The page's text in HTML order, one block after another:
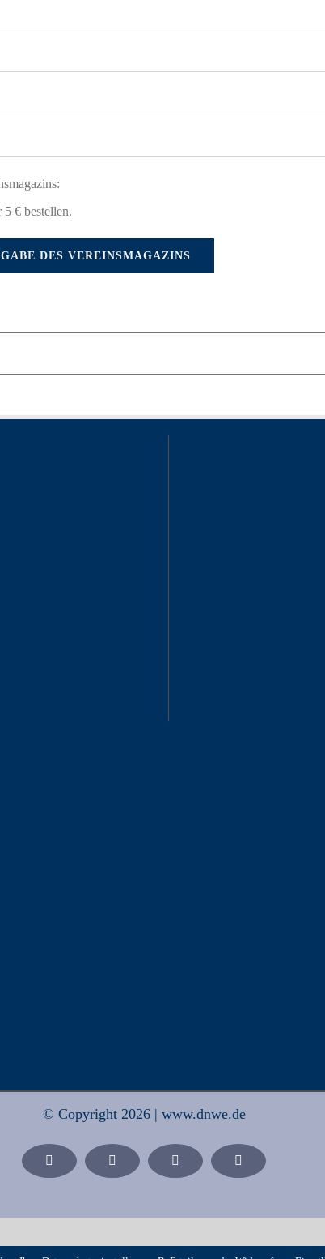
5 € bestellen.
© Copyright 2026 | www.dnwe.de
Facebook X Xing LinkedIn